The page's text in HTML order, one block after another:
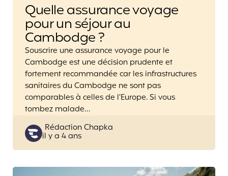
Quelle assurance voyage
pour un séjour au
Cambodge ?
Souscrire une assurance voyage pour le
Cambodge est une décision prudente et
fortement recommandée car les infrastructures
sanitaires du Cambodge ne sont pas
comparables à celles de l’Europe. Si vous
tombez malade…
Posted
by
Rédaction Chapka
il y a 4 ans